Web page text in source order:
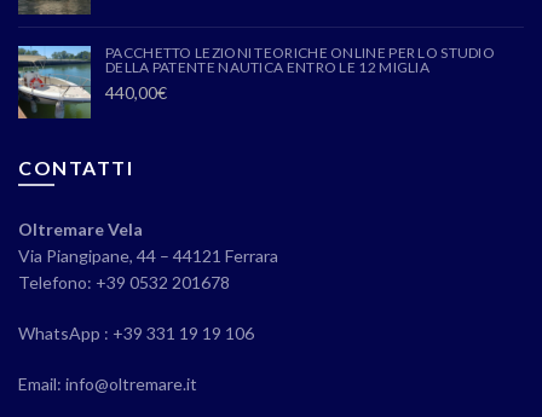
PACCHETTO LEZIONI TEORICHE ONLINE PER LO STUDIO
DELLA PATENTE NAUTICA ENTRO LE 12 MIGLIA
440,00€
CONTATTI
Oltremare Vela
Via Piangipane, 44 – 44121 Ferrara
Telefono: +39 0532 201678
WhatsApp : +39 331 19 19 106
Email: info@oltremare.it